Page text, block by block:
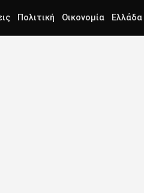
Πολιτική Οικονομία Ελλάδα